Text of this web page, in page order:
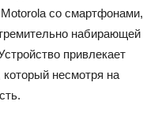
со смартфонами,
набирающей
привлекает
несмотря на